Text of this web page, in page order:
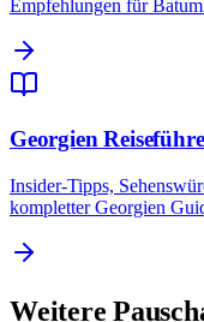
Empfehlungen für
Georgien
Insider-Tipps,
kompletter Georgien
Weitere